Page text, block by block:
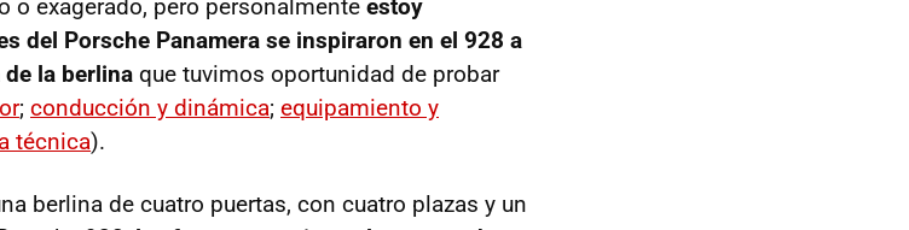
o exagerado, pero personalmente estoy
del Porsche Panamera se inspiraron en el 928 a
la berlina que tuvimos oportunidad de probar
; conducción y dinámica; equipamiento y
técnica).
berlina de cuatro puertas, con cuatro plazas y un